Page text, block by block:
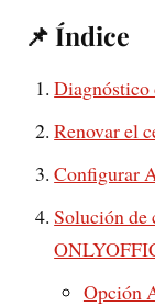
📌 Índice
Diagnóstico
Renovar el
Configurar
Solución de
Opción